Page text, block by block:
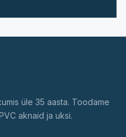
üle 35 aasta. Toodame
aknaid ja uksi.